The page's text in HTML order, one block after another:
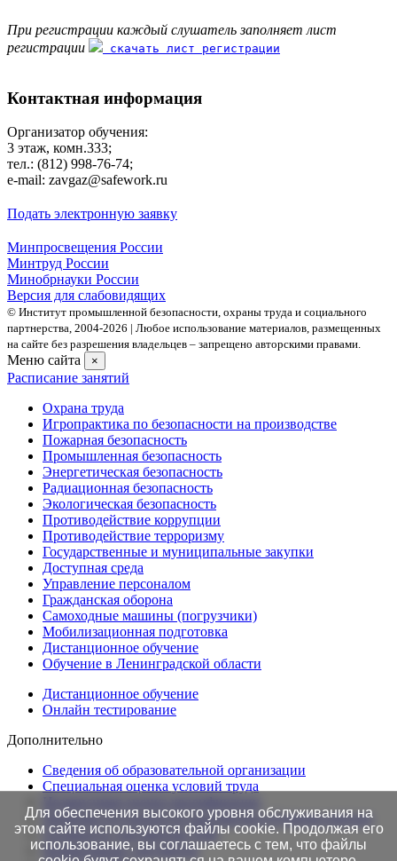
При регистрации каждый слушатель заполняет лист
регистрации
скачать лист регистрации
Контактная информация
Организатор обучения:
3 этаж, комн.333;
тел.: (812) 998-76-74;
e-mail: zavgaz@safework.ru
Подать электронную заявку
Минпросвещения России
Минтруд России
Минобрнауки России
Версия для слабовидящих
© Институт промышленной безопасности, охраны труда и социального
партнерства, 2004- 2026 | Любое использование материалов, размещенных
на сайте без разрешения владельцев – запрещено авторскими правами.
Меню сайта ×
Расписание занятий
Охрана труда
Игропрактика по безопасности на производстве
Пожарная безопасность
Промышленная безопасность
Энергетическая безопасность
Радиационная безопасность
Экологическая безопасность
Противодействие коррупции
Противодействие терроризму
Государственные и муниципальные закупки
Доступная среда
Управление персоналом
Гражданская оборона
Самоходные машины (погрузчики)
Мобилизационная подготовка
Дистанционное обучение
Обучение в Ленинградской области
Дистанционное обучение
Онлайн тестирование
Дополнительно
Сведения об образовательной организации
Cпециальная оценка условий труда
Проверка подлинности протоколов в Едином портале
Готовность документов ТАК
Нормативные документы
Для обеспечения высокого уровня обслуживания на
этом сайте используются файлы cookie. Продолжая его
использование, вы соглашаетесь с тем, что файлы